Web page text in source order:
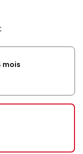
mois